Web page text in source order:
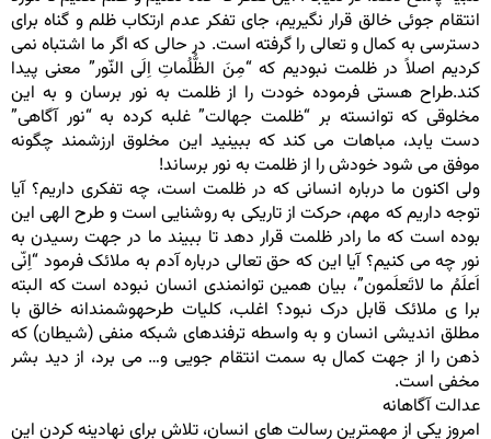
انتقام جوئی خالق قرار نگیریم، جای تفکر عدم ارتکاب ظلم و گناه برای
دسترسی به کمال و تعالی را گرفته است. در حالی که اگر ما اشتباه نمی
کردیم اصلاً در ظلمت نبودیم که “مِنَ الظُّلُماتِ اِلَی النّور” معنی پیدا
کند.طراح هستی فرموده خودت را از ظلمت به نور برسان و به این
مخلوقی که توانسته بر “ظلمت جهالت” غلبه کرده به “نور آگاهی”
دست یابد، مباهات می کند که ببینید این مخلوق ارزشمند چگونه
موفق می شود خودش را از ظلمت به نور برساند!
ولی اکنون ما درباره انسانی که در ظلمت است، چه تفکری داریم؟ آیا
توجه داریم که مهم، حرکت از تاریکی به روشنایی است و طرح الهی این
بوده است که ما رادر ظلمت قرار دهد تا ببیند ما در جهت رسیدن به
نور چه می کنیم؟ آیا این که حق تعالی درباره آدم به ملائک فرمود “اِنّی
اَعلَمُ ما لاتَعلَمون”، بیان همین توانمندی انسان نبوده است که البته
برا ی ملائک قابل درک نبود؟ اغلب، کلیات طرحهوشمندانه خالق با
مطلق اندیشی انسان و به واسطه ترفندهای شبکه منفی (شیطان) که
ذهن را از جهت کمال به سمت انتقام جویی و… می برد، از دید بشر
مخفی است.
عدالت آگاهانه
امروز یکی از مهمترین رسالت های انسان، تلاش برای نهادینه کردن این